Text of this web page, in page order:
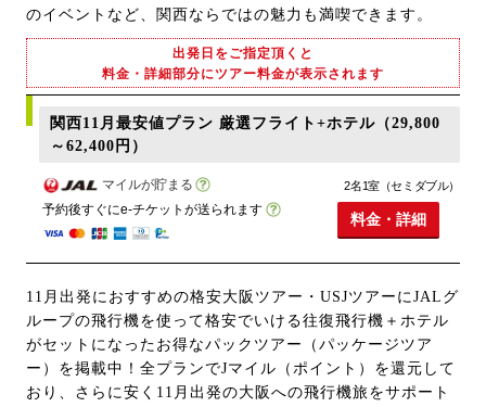
のイベントなど、関西ならではの魅力も満喫できます。
出発日をご指定頂くと
料金・詳細部分にツアー料金が表示されます
関西11月最安値プラン 厳選フライト+ホテル（29,800
～62,400円）
マイルが貯まる
予約後すぐにe-チケットが送られます
2名1室（セミダブル）
料金・詳細
11月出発におすすめの格安大阪ツアー・USJツアーにJALグ
ループの飛行機を使って格安でいける往復飛行機＋ホテル
がセットになったお得なパックツアー（パッケージツア
ー）を掲載中！全プランでJマイル（ポイント）を還元して
おり、さらに安く11月出発の大阪への飛行機旅をサポート